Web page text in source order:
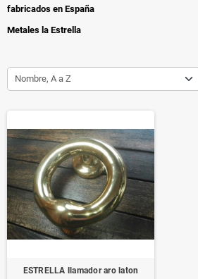
fabricados en España
Metales la Estrella
Nombre, A a Z
ESTRELLA llamador aro laton